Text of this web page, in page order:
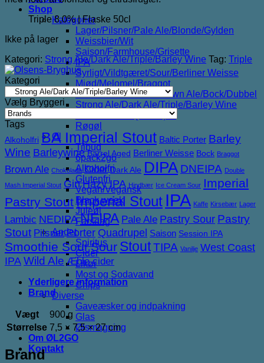
Shop
Kategorier
Lager/Pilsner/Pale Ale/Blonde/Gylden
Weissbier/Wit
Saison/Farmhouse/Grisette
IPA
Syrligt/Vildtgæret/Sour/Berliner Weisse
Mjød/Melomel/Braggot
Red Ale/Amber Ale/Brown Ale/Bock/Dubbel
Strong Ale/Dark Ale/Triple/Barley Wine
Porter/Stouts/Quadrupel
Røgøl
Øl
Tilbud
6pack2go
Alkoholfri
Glutenfri
Vegan/Vegansk
Black week
Juleøl
Farsdag
Andet
Spiritus
Cider
Likør
Most og Sodavand
Chips
Diverse
Gaveæsker og indpakning
Glas
Ølsmagning
Om ØL2GO
Kontakt
Triple 8,0% | Flaske 50cl
Ikke på lager
Kategori: Strong Ale/Dark Ale/Triple/Barley Wine Tag: Triple
Kategori
Vælg Bryggeri
Tags
Alkoholfri BA Imperial Stout Baltic Porter Barley
Wine Barleywine Barrel Aged Berliner Weisse Bock Braggot
Brown Ale Chokolade Cider Dark Ale DIPA DNEIPA Double
Mash Imperial Stout GinHazy IPA Hindbær Ice Cream Sour Imperial
Pastry StoutImperial Stout IPA Kaffe Kirsebær Lager
Lambic NEDIPANEIPA Pale Ale Pastry Sour Pastry
Stout Pilsner Porter Quadrupel Saison Session IPA
Smoothie SourSour StoutTIPA Vanilje West Coast
IPAWild Ale Æble cider
Yderligere information
Brand
Vægt
900 g
Størrelse 7,5 × 7,5 × 27 cm
Brand